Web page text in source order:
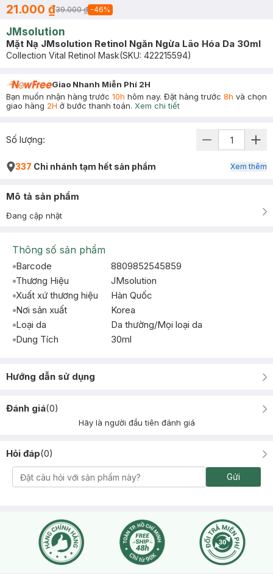
21.000 ₫39.000 ₫ -46%
JMsolution
Mặt Nạ JMsolution Retinol Ngăn Ngừa Lão Hóa Da 30ml
Collection Vital Retinol Mask(SKU: 422215594)
Giao Nhanh Miễn Phí 2H
Bạn muốn nhận hàng trước 10h hôm nay. Đặt hàng trước 8h và chọn
giao hàng 2H ở bước thanh toán. Xem chi tiết
Số lượng:
337 Chi nhánh tạm hết sản phẩm Xem thêm
Mô tả sản phẩm
Đang cập nhật
Thông số sản phẩm
Barcode
8809852545859
Thương Hiệu
JMsolution
Xuất xứ thương hiệu
Hàn Quốc
Nơi sản xuất
Korea
Loại da
Da thường/Mọi loại da
Dung Tích
30ml
Hướng dẫn sử dụng
Đánh giá(0)
Hãy là người đầu tiên đánh giá
Hỏi đáp(0)
Gửi